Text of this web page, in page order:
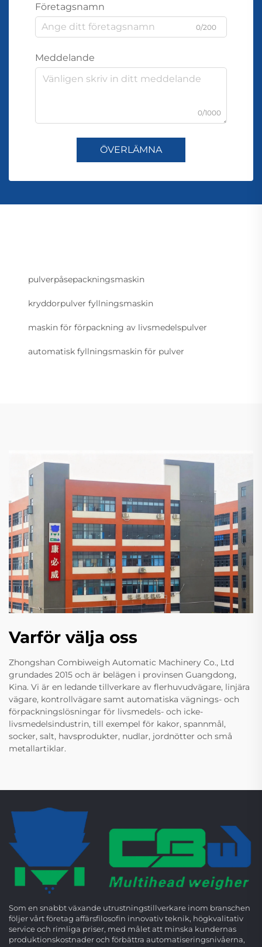
Företagsnamn
0/200
Meddelande
0/1000
ÖVERLÄMNA
pulverpåsepackningsmaskin
kryddorpulver fyllningsmaskin
maskin för förpackning av livsmedelspulver
automatisk fyllningsmaskin för pulver
Varför välja oss
Zhongshan Combiweigh Automatic Machinery Co., Ltd
grundades 2015 och är belägen i provinsen Guangdong,
Kina. Vi är en ledande tillverkare av flerhuvudvägare, linjära
vägare, kontrollvägare samt automatiska vägnings- och
förpackningslösningar för livsmedels- och icke-
livsmedelsindustrin, till exempel för kakor, spannmål,
socker, salt, havsprodukter, nudlar, jordnötter och små
metallartiklar.
Som en snabbt växande utrustningstillverkare inom branschen
följer vårt företag affärsfilosofin innovativ teknik, högkvalitativ
service och rimliga priser, med målet att minska kundernas
produktionskostnader och förbättra automatiseringsnivåerna,